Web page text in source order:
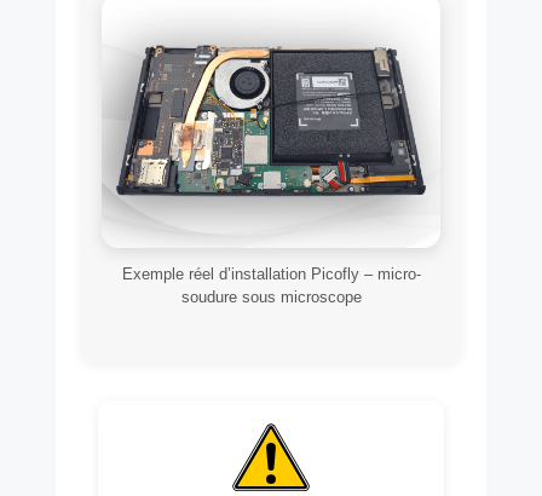
Exemple réel d’installation Picofly – micro-
soudure sous microscope